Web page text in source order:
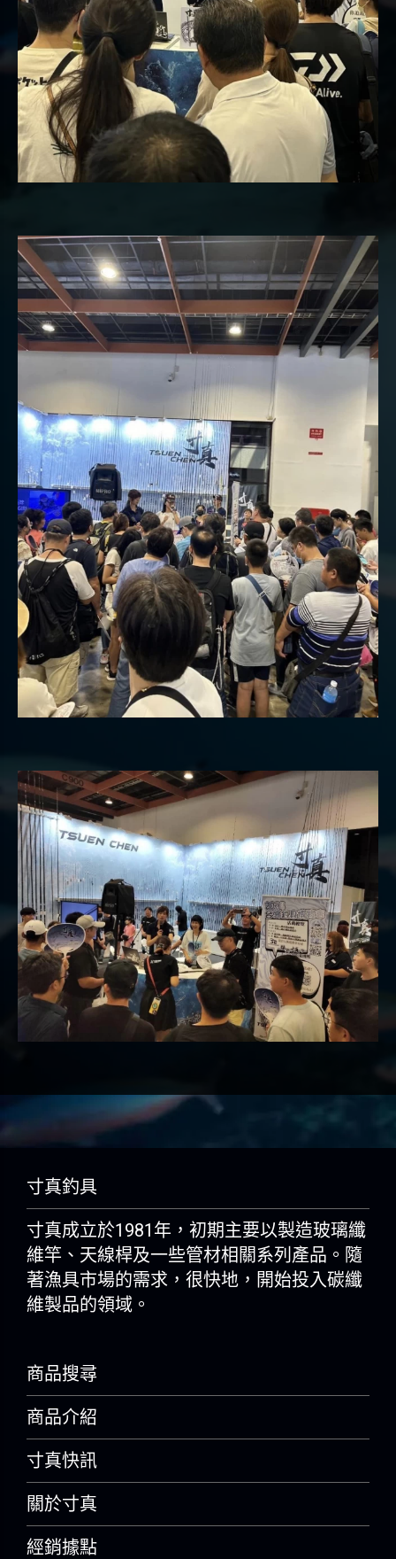
寸真釣具
寸真成立於1981年，初期主要以製造玻璃纖
維竿、天線桿及一些管材相關系列產品。隨
著漁具市場的需求，很快地，開始投入碳纖
維製品的領域。
商品搜尋
商品介紹
寸真快訊
關於寸真
經銷據點